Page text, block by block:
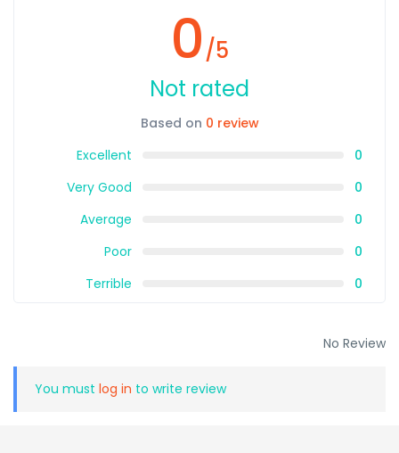
0/5
Not rated
Based on 0 review
Excellent
0
Very Good
0
Average
0
Poor
0
Terrible
0
No Review
You must log in to write review